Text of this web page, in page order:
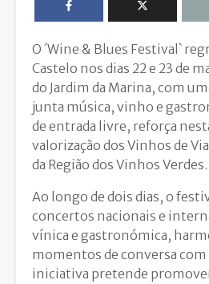
O ´Wine & Blues Festival`
Castelo nos dias 22 e 23 de
do Jardim da Marina, com
junta música, vinho e
de entrada livre, reforça
valorização dos Vinhos de
da Região dos Vinhos Verdes.
Ao longo de dois dias, o
concertos nacionais e
vínica e gastronómica,
momentos de conversa
iniciativa pretende